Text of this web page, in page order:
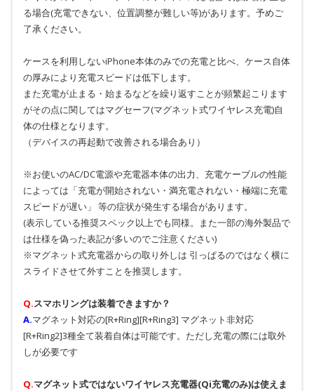
る場合(充電できない、位置調整が難しい等)があります。予めご
了承ください。
ケースを利用しないiPhone本体のみでの充電と比べ、ケース自体
の厚みにより充電スピードは低下します。
また充電が止まる・始まるなどを繰り返すことが頻繁起こります
がその点に関してはマグセーフ(マグネット式ワイヤレス充電)自
体の仕様となります。
（デバイスの再起動で改善される場合あり）
※お使いのAC/DC電源や充電器本体の出力、充電ケーブルの性能
によっては「充電が開始されない・満充電されない・極端に充電
スピードが遅い」 等の症状が発生する場合があります。
(表示している推奨スペック以上でも同様。また一部の海外製品で
は仕様を偽った表記が多いのでご注意ください)
※マグネット式充電器からの取り外しは 引っぱるのではなく横に
スライドさせて外すことを推奨します。
Q.スマホリングは装着できますか？
A.マグネット対応の[R+Ring][R+Ring3] マグネット非対応
[R+Ring2]3種全て装着自体は可能です。ただし充電の際には取外
しが必要です
Q.マグネット式ではないワイヤレス充電器(Qi充電のみ)は使えま